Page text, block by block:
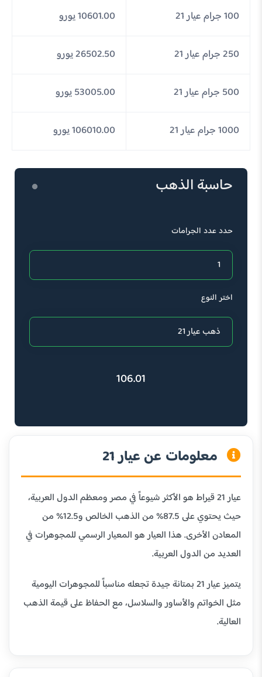
100 جرام عيار 21 10601.00 يورو
250 جرام عيار 21 26502.50 يورو
500 جرام عيار 21 53005.00 يورو
1000 جرام عيار 21 106010.00 يورو
حاسبة الذهب
حدد عدد الجرامات
اختر النوع
106.01
معلومات عن عيار 21
عيار 21 قيراط هو الأكثر شيوعاً في مصر ومعظم الدول العربية،
حيث يحتوي على 87.5% من الذهب الخالص و12.5% من
المعادن الأخرى. هذا العيار هو المعيار الرسمي للمجوهرات في
العديد من الدول العربية.
يتميز عيار 21 بمتانة جيدة تجعله مناسباً للمجوهرات اليومية
مثل الخواتم والأساور والسلاسل، مع الحفاظ على قيمة الذهب
العالية.